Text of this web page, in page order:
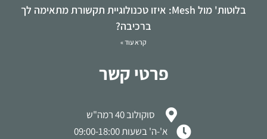
בלוטות' מול Mesh: איזו טכנולוגיית תקשורת מתאימה לך
ברכיבה?
קרא עוד »
פרטי קשר
סוקולוב 40 רמה"ש
א'-ה' בשעות 09:00-18:00